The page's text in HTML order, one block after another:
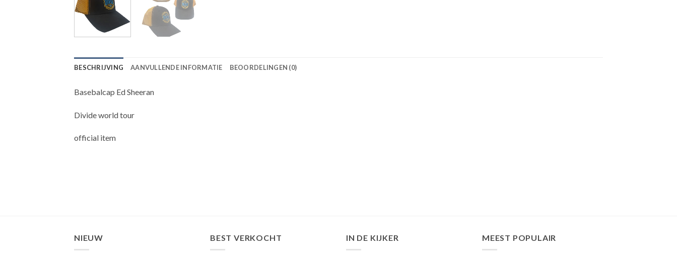
BESCHRIJVING AANVULLENDE INFORMATIE BEOORDELINGEN (0)
Basebalcap Ed Sheeran
Divide world tour
official item
NIEUW BEST VERKOCHT IN DE KIJKER MEEST POPULAIR